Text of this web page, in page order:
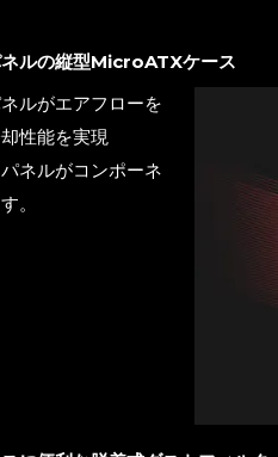
ルの縦型MicroATXケース
ルがエアフローを
性能を実現
ネルがコンポーネ
。